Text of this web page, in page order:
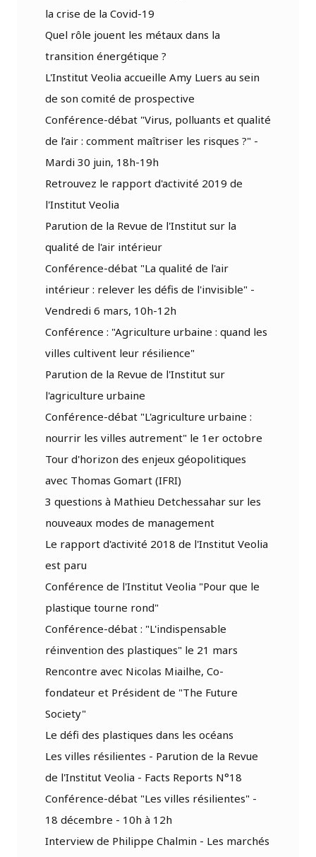
la crise de la Covid-19
Quel rôle jouent les métaux dans la
transition énergétique ?
L'Institut Veolia accueille Amy Luers au sein
de son comité de prospective
Conférence-débat "Virus, polluants et qualité
de l’air : comment maîtriser les risques ?" -
Mardi 30 juin, 18h-19h
Retrouvez le rapport d'activité 2019 de
l'Institut Veolia
Parution de la Revue de l'Institut sur la
qualité de l'air intérieur
Conférence-débat "La qualité de l'air
intérieur : relever les défis de l'invisible" -
Vendredi 6 mars, 10h-12h
Conférence : "Agriculture urbaine : quand les
villes cultivent leur résilience"
Parution de la Revue de l'Institut sur
l'agriculture urbaine
Conférence-débat "L'agriculture urbaine :
nourrir les villes autrement" le 1er octobre
Tour d'horizon des enjeux géopolitiques
avec Thomas Gomart (IFRI)
3 questions à Mathieu Detchessahar sur les
nouveaux modes de management
Le rapport d'activité 2018 de l'Institut Veolia
est paru
Conférence de l'Institut Veolia "Pour que le
plastique tourne rond"
Conférence-débat : "L'indispensable
réinvention des plastiques" le 21 mars
Rencontre avec Nicolas Miailhe, Co-
fondateur et Président de "The Future
Society"
Le défi des plastiques dans les océans
Les villes résilientes - Parution de la Revue
de l'Institut Veolia - Facts Reports N°18
Conférence-débat "Les villes résilientes" -
18 décembre - 10h à 12h
Interview de Philippe Chalmin - Les marchés